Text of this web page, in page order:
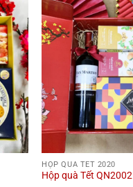
HỘP QUÀ TẾT 2020
Hộp quà Tết QN2002